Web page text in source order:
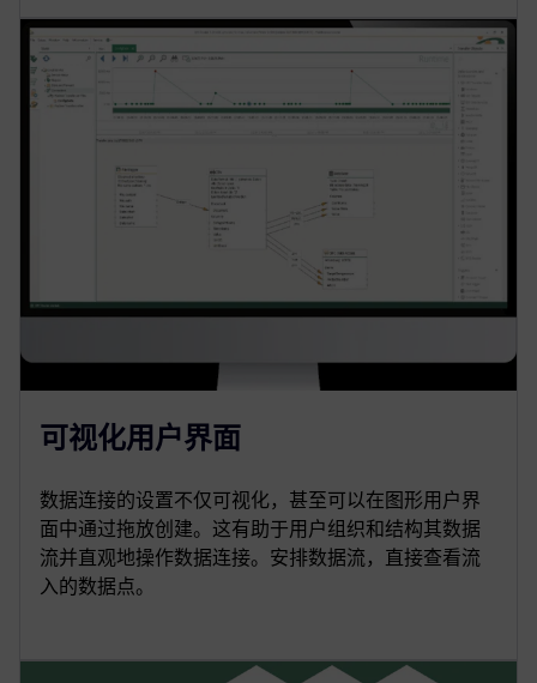
可视化用户界面
数据连接的设置不仅可视化，甚至可以在图形用户界
面中通过拖放创建。这有助于用户组织和结构其数据
流并直观地操作数据连接。安排数据流，直接查看流
入的数据点。